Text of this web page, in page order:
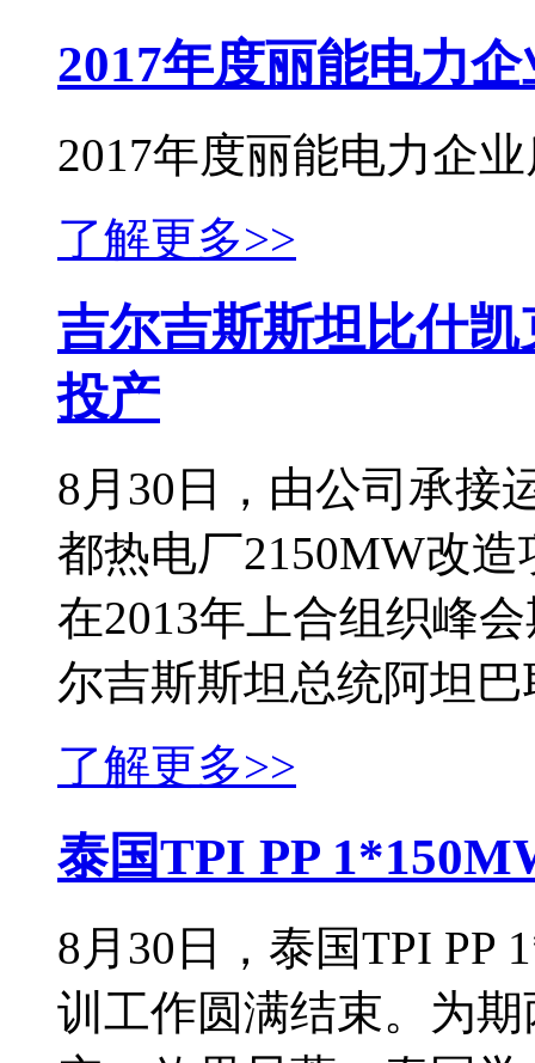
2017年度丽能电力
2017年度丽能电力企
了解更多>>
吉尔吉斯斯坦比什
投产
8月30日，由公司承接
都热电厂2150MW改
在2013年上合组织峰
尔吉斯斯坦总统阿坦
了解更多>>
泰国TPI PP
8月30日，泰国TPI PP
训工作圆满结束。为